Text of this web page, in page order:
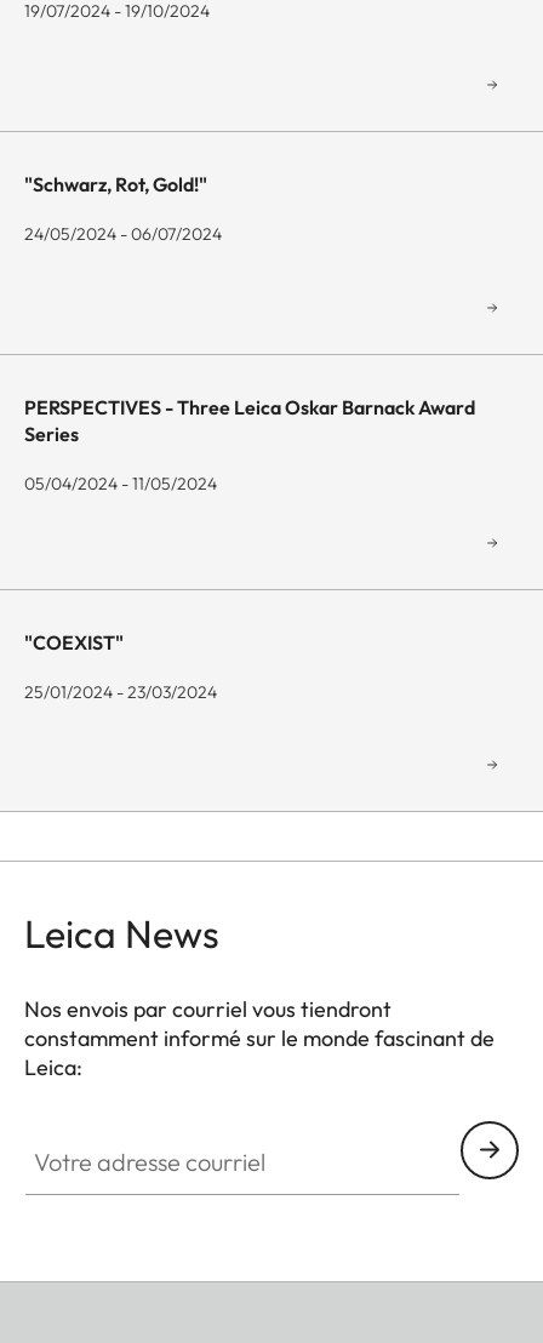
19/07/2024 - 19/10/2024
"Schwarz, Rot, Gold!"
24/05/2024 - 06/07/2024
PERSPECTIVES - Three Leica Oskar Barnack Award
Series
05/04/2024 - 11/05/2024
"COEXIST"
25/01/2024 - 23/03/2024
Leica News
Nos envois par courriel vous tiendront
constamment informé sur le monde fascinant de
Leica: